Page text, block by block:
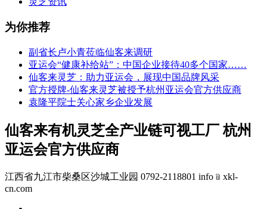
为你推荐
副省长卢小青莅临仙客来调研
亚运会“健康补给站”：中国企业接待40多个国家……
仙客来灵芝：助力亚运会，展现中国品牌风采
官方授牌-仙客来灵芝被授予杭州亚运会官方供应商
袁隆平院士关心家乡企业发展
仙客来有机灵芝全产业链可视工厂 杭州
亚运会官方供应商
江西省九江市柴桑区沙城工业园 0792-2118801 info﹫xkl-
cn.com